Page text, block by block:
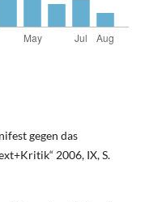
gegen das
2006, IX, S.